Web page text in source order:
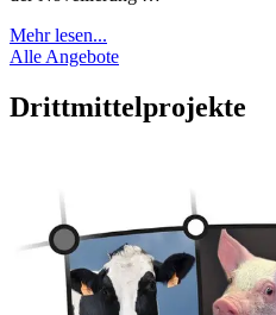
Mehr lesen...
Alle Angebote
Drittmittelprojekte